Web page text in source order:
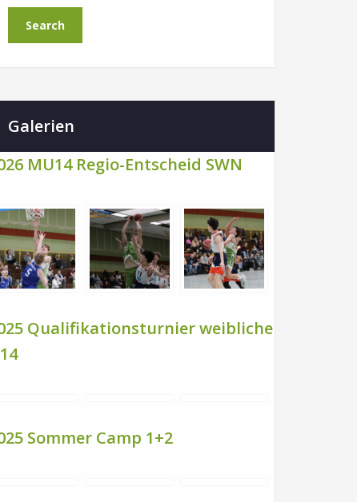
Galerien
MU14 Regio-Entscheid SWN
Qualifikationsturnier weibliche
Sommer Camp 1+2